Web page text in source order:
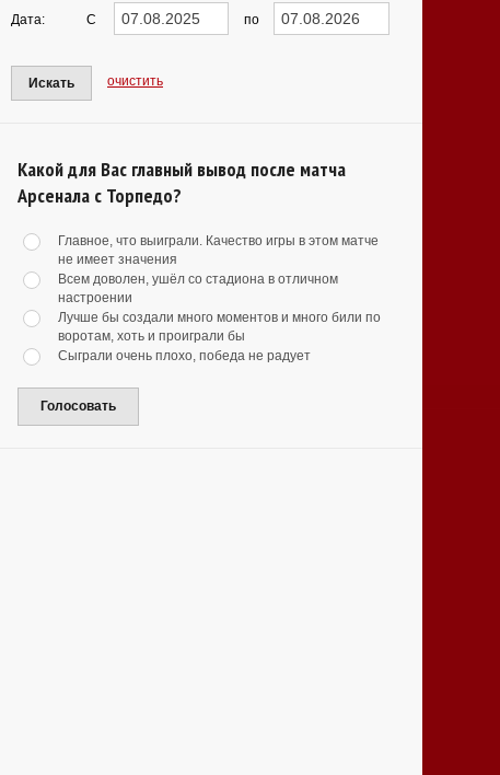
Дата: С по
Искать очистить
Какой для Вас главный вывод после матча
Арсенала с Торпедо?
Главное, что выиграли. Качество игры в этом матче
не имеет значения
Всем доволен, ушёл со стадиона в отличном
настроении
Лучше бы создали много моментов и много били по
воротам, хоть и проиграли бы
Сыграли очень плохо, победа не радует
Голосовать